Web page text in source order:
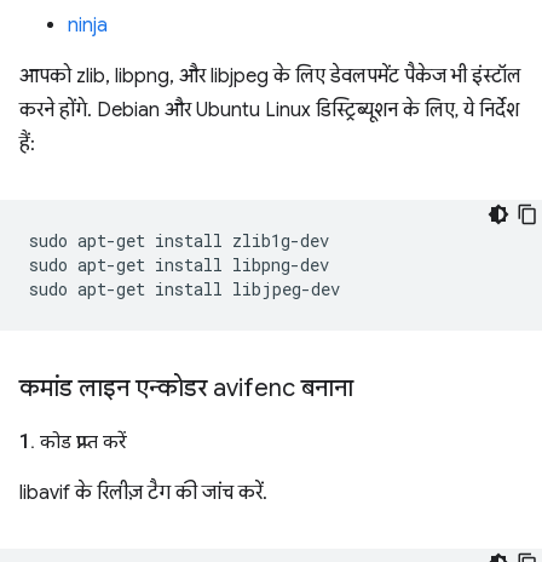
ninja
आपको zlib, libpng, और libjpeg के लिए डेवलपमेंट पैकेज भी इंस्टॉल
करने होंगे. Debian और Ubuntu Linux डिस्ट्रिब्यूशन के लिए, ये निर्देश
हैं:
sudo apt-get install zlib1g-dev
sudo apt-get install libpng-dev
sudo apt-get install
कमांड लाइन एन्कोडर avifenc बनाना
1 . कोड प्राप्त करें
libavif के रिलीज़ टैग की जांच करें.